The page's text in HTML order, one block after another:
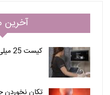
آخرین
کیست 25 میلی متری تخمدان قبل پریود
تکان نخوردن